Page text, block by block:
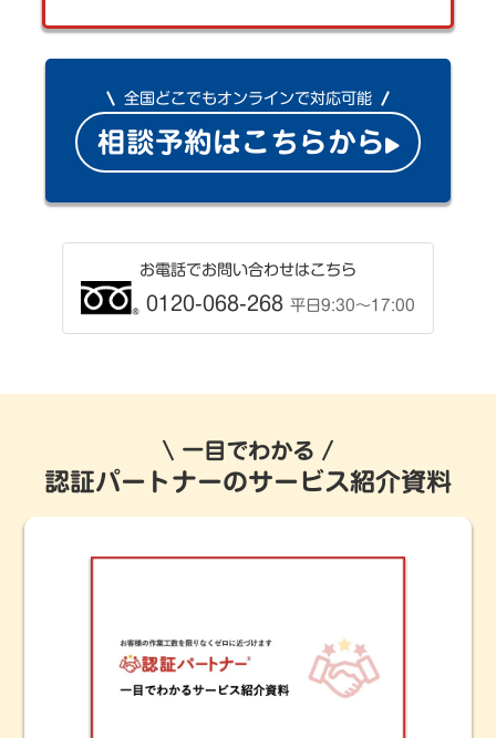
全国どこでもオンラインで対応可能
相談予約はこちらから
お電話でお問い合わせはこちら
0120-068-268 平日9:30〜17:00
一目でわかる
認証パートナーのサービス紹介資料